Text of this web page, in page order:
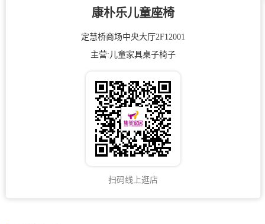
康朴乐儿童座椅
定慧桥商场中央大厅2F12001
主营: 儿童家具桌子椅子
扫码线上逛店